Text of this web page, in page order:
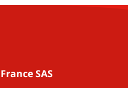
SAS